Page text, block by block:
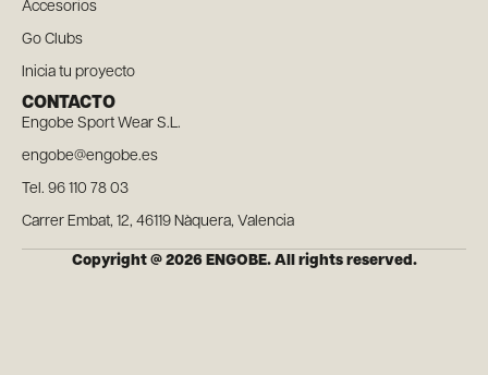
Accesorios
Go Clubs
Inicia tu proyecto
CONTACTO
Engobe Sport Wear S.L.
engobe@engobe.es
Tel. 96 110 78 03
Carrer Embat, 12, 46119 Nàquera, Valencia
Copyright @ 2026 ENGOBE. All rights reserved.